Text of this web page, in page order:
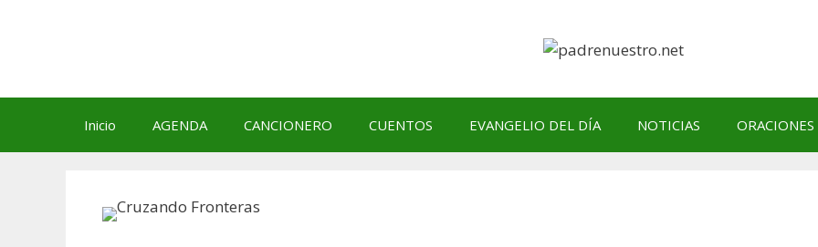
Inicio AGENDA CANCIONERO CUENTOS EVANGELIO DEL DÍA NOTICIAS ORACIONES